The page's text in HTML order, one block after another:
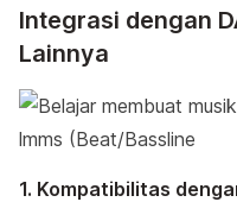
Integrasi dengan
Lainnya
1. Kompatibilitas